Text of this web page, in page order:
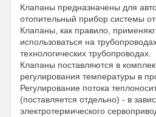
Клапаны предназначены для
отопительный прибор системы
Клапаны, как правило,
использоваться на
технологических трубопроводах.
Клапаны поставляются в
регулирования температуры в
Регулирование потока
(поставляется отдельно) - в
электротермического